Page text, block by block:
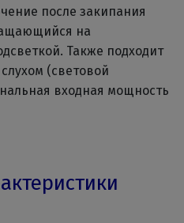
после закипания
на
Также подходит
(световой
входная мощность